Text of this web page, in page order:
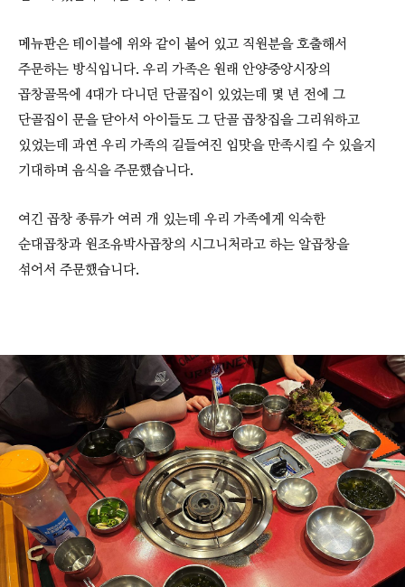
메뉴판은 테이블에 위와 같이 붙어 있고 직원분을 호출해서
주문하는 방식입니다. 우리 가족은 원래 안양중앙시장의
곱창골목에 4대가 다니던 단골집이 있었는데 몇 년 전에 그
단골집이 문을 닫아서 아이들도 그 단골 곱창집을 그리워하고
있었는데 과연 우리 가족의 길들여진 입맛을 만족시킬 수 있을지
기대하며 음식을 주문했습니다.
여긴 곱창 종류가 여러 개 있는데 우리 가족에게 익숙한
순대곱창과 원조유박사곱창의 시그니처라고 하는 알곱창을
섞어서 주문했습니다.